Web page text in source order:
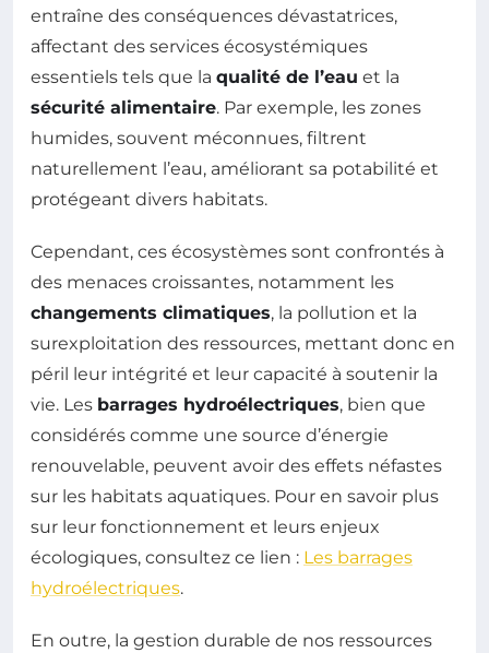
entraîne des conséquences dévastatrices,
affectant des services écosystémiques
essentiels tels que la qualité de l’eau et la
sécurité alimentaire. Par exemple, les zones
humides, souvent méconnues, filtrent
naturellement l’eau, améliorant sa potabilité et
protégeant divers habitats.
Cependant, ces écosystèmes sont confrontés à
des menaces croissantes, notamment les
changements climatiques, la pollution et la
surexploitation des ressources, mettant donc en
péril leur intégrité et leur capacité à soutenir la
vie. Les barrages hydroélectriques, bien que
considérés comme une source d’énergie
renouvelable, peuvent avoir des effets néfastes
sur les habitats aquatiques. Pour en savoir plus
sur leur fonctionnement et leurs enjeux
écologiques, consultez ce lien : Les barrages
hydroélectriques.
En outre, la gestion durable de nos ressources